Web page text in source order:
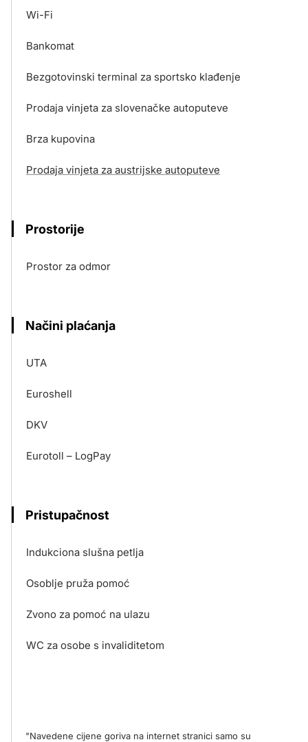
Wi-Fi
Bankomat
Bezgotovinski terminal za sportsko klađenje
Prodaja vinjeta za slovenačke autoputeve
Brza kupovina
Prodaja vinjeta za austrijske autoputeve
Prostorije
Prostor za odmor
Načini plaćanja
UTA
Euroshell
DKV
Eurotoll – LogPay
Pristupačnost
Indukciona slušna petlja
Osoblje pruža pomoć
Zvono za pomoć na ulazu
WC za osobe s invaliditetom
"Navedene cijene goriva na internet stranici samo su